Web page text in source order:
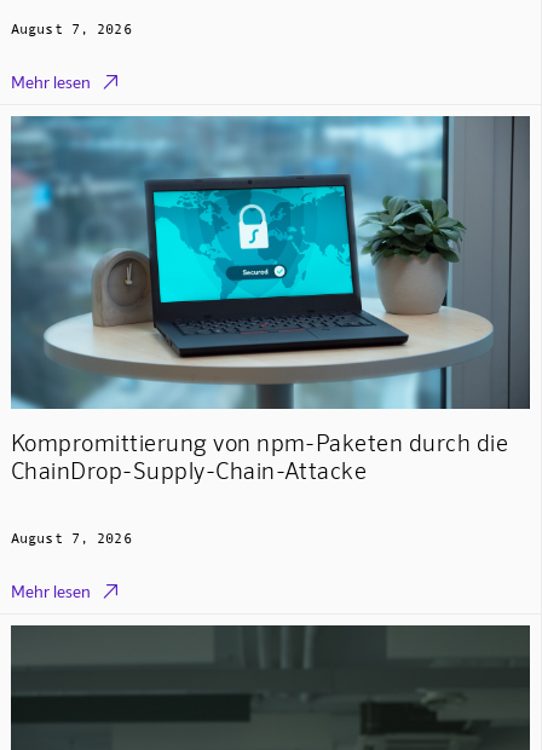
August 7, 2026
Mehr lesen 
Kompromittierung von npm-Paketen durch die
ChainDrop-Supply-Chain-Attacke
August 7, 2026
Mehr lesen 